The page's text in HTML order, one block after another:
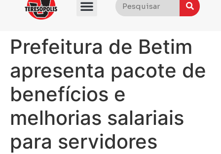
Prefeitura de Betim
apresenta pacote de
benefícios e
melhorias salariais
para servidores